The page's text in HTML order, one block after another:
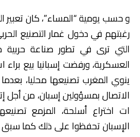
و حسب يومية “المساء”، كان تعبير
رغبتهم في دخول غمار التصنيع
التي ترى في تطور صناعة حربية
العسكرية، ورفضت إسبانيا بيع براء
ينوي المغرب تصنيعها محليا،
الاتصال بمسؤولين إسبان، من أجل
ات اختراع أسلحة، المزمع
الإسبان تحفظوا على ذلك كما سبق